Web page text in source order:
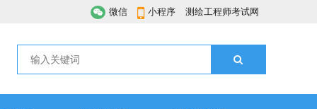
微信 小程序 测绘工程师考试网